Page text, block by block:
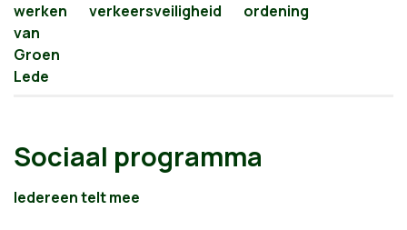
werken
van
Groen
Lede
verkeersveiligheid
ordening
Sociaal programma
Iedereen telt mee